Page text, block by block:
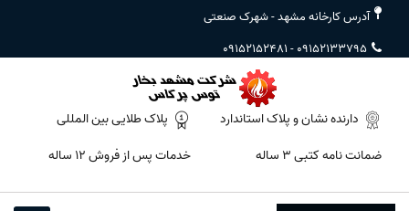
آدرس کارخانه مشهد - شهرک صنعتی
09152133795
-
09152152481
دارنده نشان و پلاک استاندارد
ضمانت نامه کتبی ۳ ساله
پلاک طلایی بین المللی
خدمات پس از فروش ۱۲ ساله